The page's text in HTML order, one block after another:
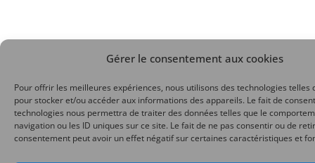
Gérer le consentement aux cookies
Pour offrir les meilleures expériences, nous utilisons des technologies telles
pour stocker et/ou accéder aux informations des appareils. Le fait de
technologies nous permettra de traiter des données telles que le
navigation ou les ID uniques sur ce site. Le fait de ne pas consentir ou de
consentement peut avoir un effet négatif sur certaines caractéristiques et